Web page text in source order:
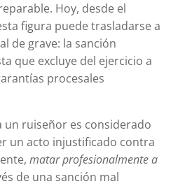
Hoy, desde el
figura puede trasladarse a
de grave: la sanción
que excluye del ejercicio a
procesales
un ruiseñor es considerado
un acto injustificado contra
matar profesionalmente a
de una sanción mal